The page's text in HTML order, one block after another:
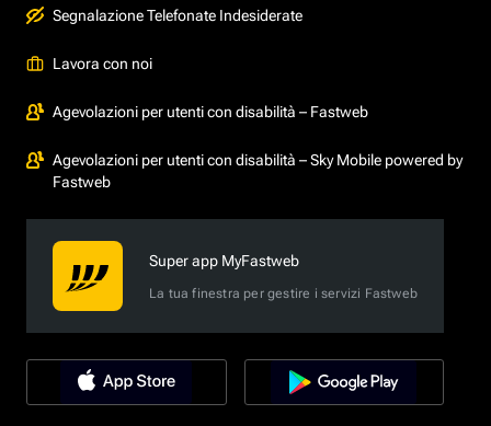
Segnalazione Telefonate Indesiderate
Lavora con noi
Agevolazioni per utenti con disabilità – Fastweb
Agevolazioni per utenti con disabilità – Sky Mobile powered by
Fastweb
Super app MyFastweb
La tua finestra per gestire i servizi Fastweb